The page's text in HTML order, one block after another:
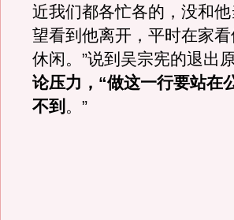
近我们都各忙各的，没和
望看到他离开，平时在家
休闲。”说到吴宗宪的退出
论压力，“做这一行要站在
不到 。”